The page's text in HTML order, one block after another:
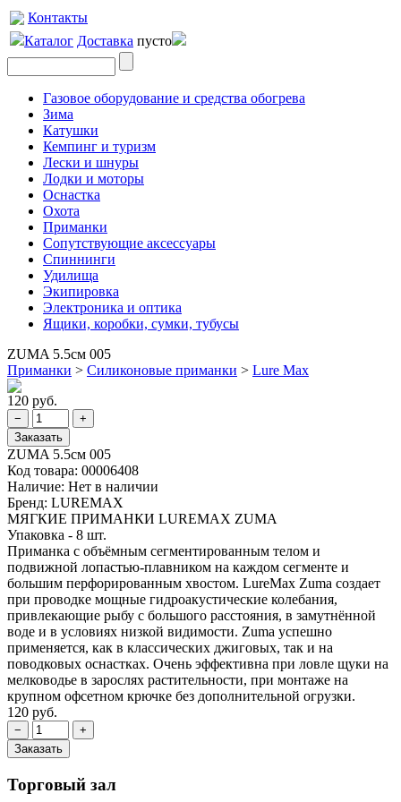
Контакты
Каталог Доставка пусто
Газовое оборудование и средства обогрева
Зима
Катушки
Кемпинг и туризм
Лески и шнуры
Лодки и моторы
Оснастка
Охота
Приманки
Сопутствующие аксессуары
Спиннинги
Удилища
Экипировка
Электроника и оптика
Ящики, коробки, сумки, тубусы
ZUMA 5.5см 005
Приманки > Силиконовые приманки > Lure Max
120 руб.
ZUMA 5.5см 005
Код товара: 00006408
Наличие: Нет в наличии
Бренд: LUREMAX
МЯГКИЕ ПРИМАНКИ LUREMAX ZUMA
Упаковка - 8 шт.
Приманка с объёмным сегментированным телом и
подвижной лопастью-плавником на каждом сегменте и
большим перфорированным хвостом. LureMax Zuma создает
при проводке мощные гидроакустические колебания,
привлекающие рыбу с большого расстояния, в замутнённой
воде и в условиях низкой видимости. Zuma успешно
применяется, как в классических джиговых, так и на
поводковых оснастках. Очень эффективна при ловле щуки на
мелководье в зарослях растительности, при монтаже на
крупном офсетном крючке без дополнительной огрузки.
120 руб.
Торговый зал